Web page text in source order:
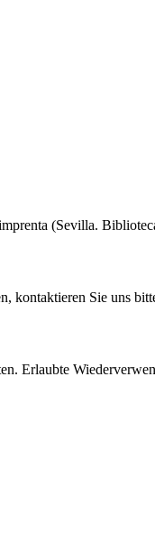
(Sevilla.
kontaktieren Sie uns
Erlaubte